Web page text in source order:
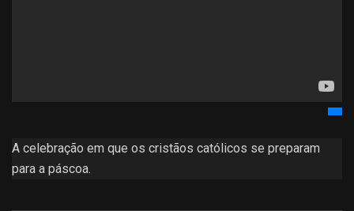
A celebração em que os cristãos católicos se preparam
para a páscoa.